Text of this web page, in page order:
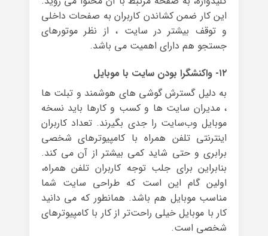
این کار ضمن کشاندن کاربران به صفحات داخلی
و توقف بیشتر در سایت ، از نظر موتورهای
جستجو هم دارای اهمیت می باشد.
۱۲- واکنشگرا بودن سایت با موبایل
به دلیل گسترش گوشی های هوشمند و تبلت ها
، مدیران سایت ها و کسب و کارها باید نسخه
موبایل وب‌سایت را جدی بگیرند. تعداد کاربران
اینترنتی تلفن همراه با کامپیوترهای شخصی
برابری و حتی شاید کمی بیشتر از آن می کند.
بنابراین برای جلب توجه کاربران تلفن همراه،
اولین گام این است که طراحی سایت شما
مناسب موبایل هم باشد. همانطور که می دانید
کار با موبایل خیلی راحت‌تر از کار با کامپیوترهای
شخصی است.